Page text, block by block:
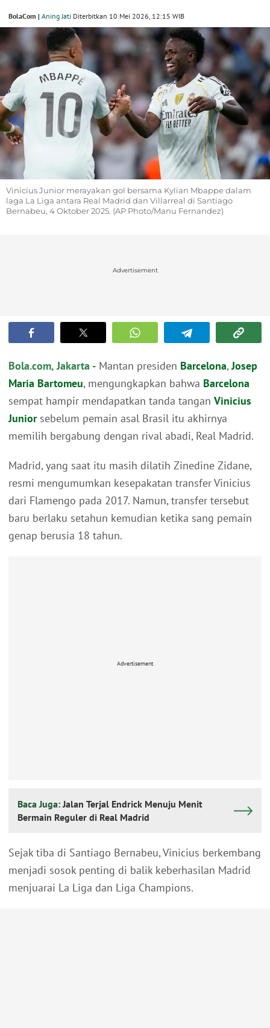
BolaCom | Aning Jati Diterbitkan 10 Mei 2026, 12:15 WIB
Vinicius Junior merayakan gol bersama Kylian Mbappe dalam
laga La Liga antara Real Madrid dan Villarreal di Santiago
Bernabeu, 4 Oktober 2025. (AP Photo/Manu Fernandez)
Advertisement
Bola.com, Jakarta - Mantan presiden Barcelona,Josep
Maria Bartomeu, mengungkapkan bahwa Barcelona
sempat hampir mendapatkan tanda tangan Vinicius
Juniorsebelum pemain asal Brasil itu akhirnya
memilih bergabung dengan rival abadi, Real Madrid.
Madrid, yang saat itu masih dilatih Zinedine Zidane,
resmi mengumumkan kesepakatan transfer Vinicius
dari Flamengo pada 2017. Namun, transfer tersebut
baru berlaku setahun kemudian ketika sang pemain
genap berusia 18 tahun.
Advertisement
Baca Juga:Jalan Terjal Endrick Menuju Menit
Bermain Reguler di Real Madrid
Sejak tiba di Santiago Bernabeu, Vinicius berkembang
menjadi sosok penting di balik keberhasilan Madrid
menjuarai La Liga dan Liga Champions.